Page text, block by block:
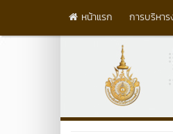
หน้าแรก การบริหาร